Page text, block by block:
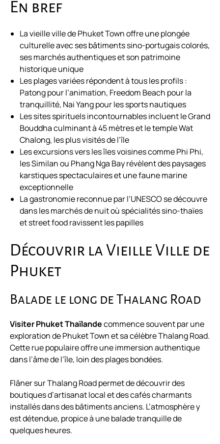
En bref
La vieille ville de Phuket Town offre une plongée
culturelle avec ses bâtiments sino-portugais colorés,
ses marchés authentiques et son patrimoine
historique unique
Les plages variées répondent à tous les profils :
Patong pour l’animation, Freedom Beach pour la
tranquillité, Nai Yang pour les sports nautiques
Les sites spirituels incontournables incluent le Grand
Bouddha culminant à 45 mètres et le temple Wat
Chalong, les plus visités de l’île
Les excursions vers les îles voisines comme Phi Phi,
les Similan ou Phang Nga Bay révèlent des paysages
karstiques spectaculaires et une faune marine
exceptionnelle
La gastronomie reconnue par l’UNESCO se découvre
dans les marchés de nuit où spécialités sino-thaïes
et street food ravissent les papilles
Découvrir la Vieille Ville de
Phuket
Balade le long de Thalang Road
Visiter Phuket Thaïlandecommence souvent par une
exploration de Phuket Town et sa célèbre Thalang Road.
Cette rue populaire offre une immersion authentique
dans l’âme de l’île, loin des plages bondées.
Flâner sur Thalang Road permet de découvrir des
boutiques d’artisanat local et des cafés charmants
installés dans des bâtiments anciens. L’atmosphère y
est détendue, propice à une balade tranquille de
quelques heures.